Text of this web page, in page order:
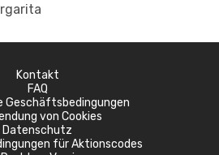
Kontakt
FAQ
Geschäftsbedingungen
von Cookies
Datenschutz
für Aktionscodes